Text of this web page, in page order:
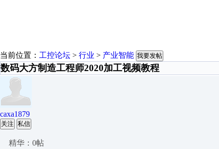
当前位置： 工控论坛 > 行业 > 产业智能 我要发帖
数码大方制造工程师2020加工视频教程
caxa1879
关注 私信
精华：0帖